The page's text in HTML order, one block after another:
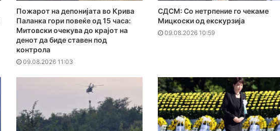
Пожарот на депонијата во Крива
Паланка гори повеќе од 15 часа:
Митовски очекува до крајот на
денот да биде ставен под
контрола
09.08.2026 11:03
СДСМ: Со нетрпение го чекаме
Мицкоски од екскурзија
09.08.2026 10:59